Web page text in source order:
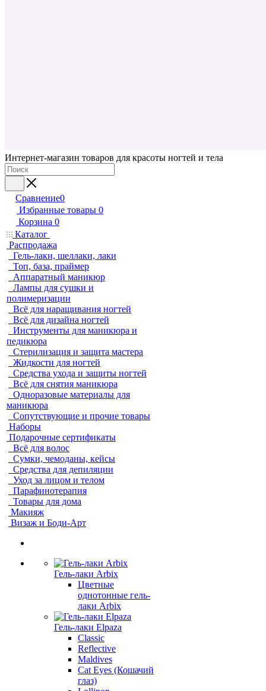
Интернет-магазин товаров для красоты ногтей и тела
Сравнение0
Избранные товары 0
Корзина 0
Каталог
Распродажа
Гель-лаки, шеллаки, лаки
Топ, база, праймер
Аппаратный маникюр
Лампы для сушки и
полимеризации
Всё для наращивания ногтей
Всё для дизайна ногтей
Инструменты для маникюра и
педикюра
Стерилизация и защита мастера
Жидкости для ногтей
Средства ухода и защиты ногтей
Всё для снятия маникюра
Одноразовые материалы для
маникюра
Сопутствующие и прочие товары
Наборы
Подарочные сертификаты
Всё для волос
Сумки, чемоданы, кейсы
Средства для депиляции
Уход за лицом и телом
Парафинотерапия
Товары для дома
Макияж
Визаж и Боди-Арт
Гель-лаки Arbix
Цветные
однотонные гель-
лаки Arbix
Гель-лаки Elpaza
Classic
Reflective
Maldives
Cat Eyes (Кошачий
глаз)